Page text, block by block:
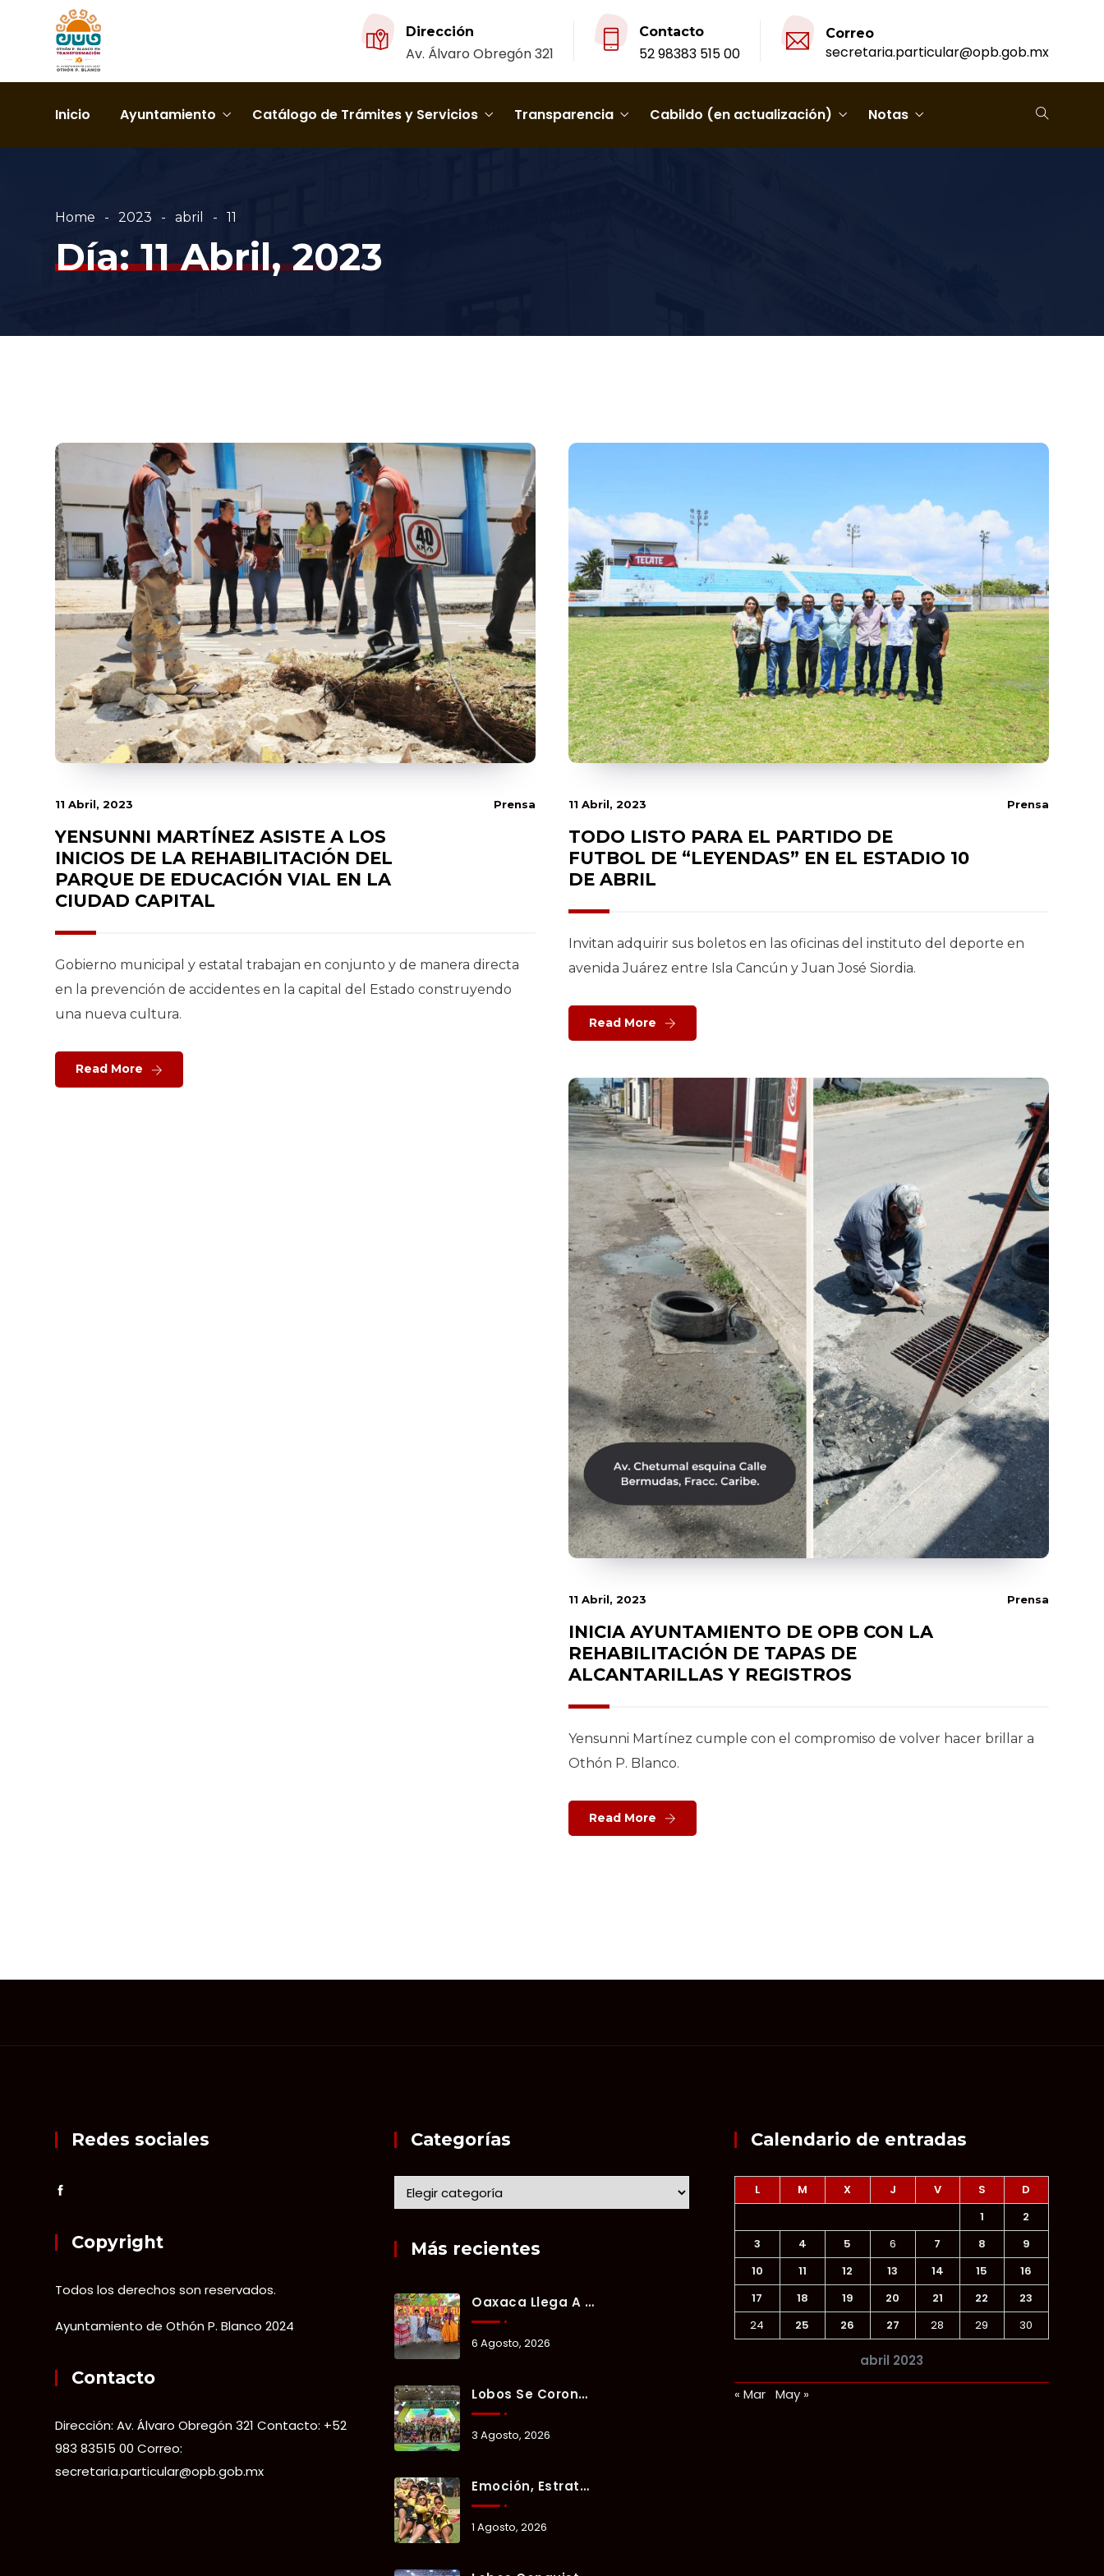
Dirección
Av. Álvaro Obregón 321
Contacto
52 98383 515 00
Correo
secretaria.particular@opb.gob.mx
Inicio Ayuntamiento Catálogo de Trámites y Servicios Transparencia Cabildo (en actualización) Notas
Home 2023 abril 11
Día:11 Abril, 2023
11 Abril, 2023 Prensa
YENSUNNI MARTÍNEZ ASISTE A LOS
INICIOS DE LA REHABILITACIÓN DEL
PARQUE DE EDUCACIÓN VIAL EN LA
CIUDAD CAPITAL
Gobierno municipal y estatal trabajan en conjunto y de manera directa
en la prevención de accidentes en la capital del Estado construyendo
una nueva cultura.
Read More
11 Abril, 2023 Prensa
TODO LISTO PARA EL PARTIDO DE
FUTBOL DE “LEYENDAS” EN EL ESTADIO 10
DE ABRIL
Invitan adquirir sus boletos en las oficinas del instituto del deporte en
avenida Juárez entre Isla Cancún y Juan José Siordia.
Read More
11 Abril, 2023 Prensa
INICIA AYUNTAMIENTO DE OPB CON LA
REHABILITACIÓN DE TAPAS DE
ALCANTARILLAS Y REGISTROS
Yensunni Martínez cumple con el compromiso de volver hacer brillar a
Othón P. Blanco.
Read More
Redes sociales
Copyright
Todos los derechos son reservados.
Ayuntamiento de Othón P. Blanco 2024
Contacto
Dirección: Av. Álvaro Obregón 321 Contacto: +52
983 83515 00 Correo:
secretaria.particular@opb.gob.mx
Categorías
Más recientes
Oaxaca Llega A Chetumal Con El Color, Sabor Y Tradición De La Guelaguetza 2026.
6 Agosto, 2026
Lobos Se Corona Campeón Del Verano Xul-Há 2026 Tras Tres Días De Intensa Competencia.
3 Agosto, 2026
Emoción, Estrategia Y Trabajo En Equipo Marcan El Segundo Día Del Verano Xul-Há 2026.
1 Agosto, 2026
Calendario de entradas
abril 2023
L M X J V S
D
1
2
3
4 5 6 7 8
9
10
11 12 13 14 15
16
17
18 19 20 21 22
23
24
25 26 27 28 29 30
« Mar May »